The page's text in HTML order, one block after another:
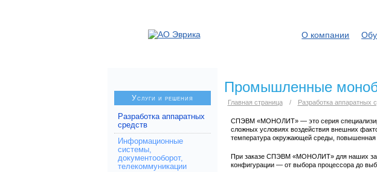
О компании
Услуги и решения
Разработка аппаратных
средств
Информационные
системы,
документооборот,
телекоммуникации
Промышленные
Главная страница / Разработка аппаратных
СПЭВМ «МОНОЛИТ» — это серия
сложных условиях воздействия внешних
температура окружающей среды, повышенная
При заказе СПЭВМ «МОНОЛИТ» для наших
конфигурации — от выбора процессора до